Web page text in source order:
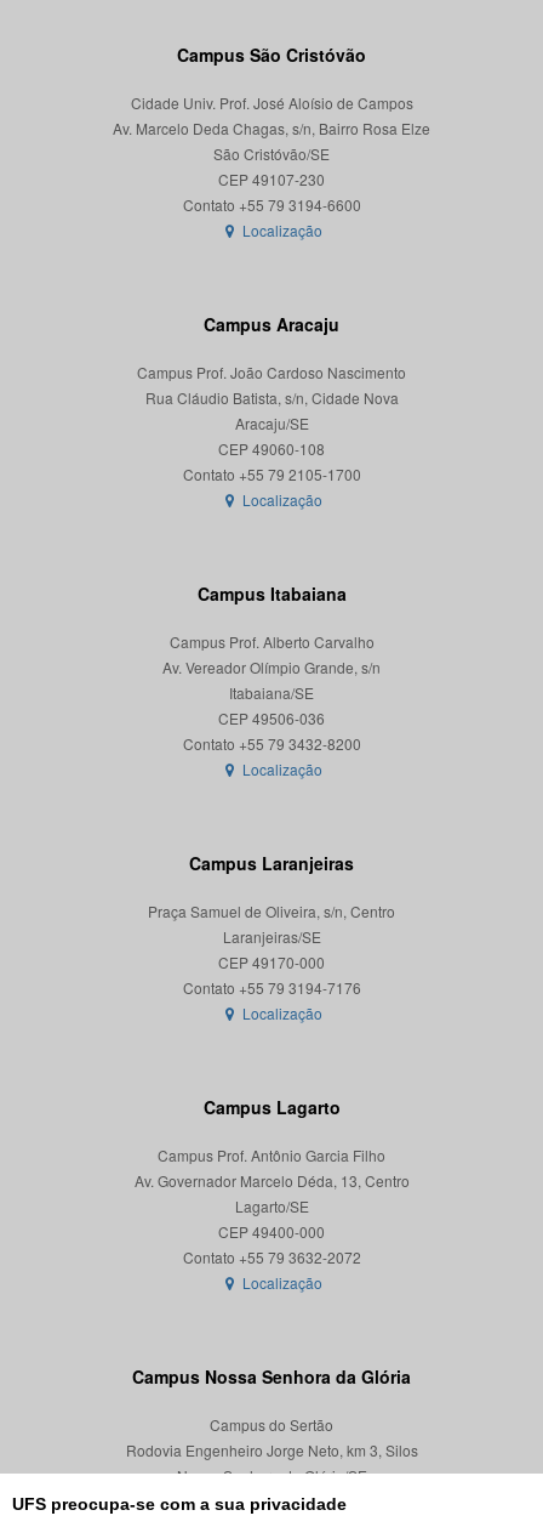
UFS preocupa-se com a sua privacidade
Campus São Cristóvão
Cidade Univ. Prof. José Aloísio de Campos
Av. Marcelo Deda Chagas, s/n, Bairro Rosa Elze
São Cristóvão/SE
CEP 49107-230
Localização
Campus Aracaju
Campus Prof. João Cardoso Nascimento
Rua Cláudio Batista, s/n, Cidade Nova
Aracaju/SE
CEP 49060-108
Localização
Campus Itabaiana
Campus Prof. Alberto Carvalho
Av. Vereador Olímpio Grande, s/n
Itabaiana/SE
CEP 49506-036
Localização
Campus Laranjeiras
Praça Samuel de Oliveira, s/n, Centro
Laranjeiras/SE
CEP 49170-000
Localização
Campus Lagarto
Campus Prof. Antônio Garcia Filho
Av. Governador Marcelo Déda, 13, Centro
Lagarto/SE
CEP 49400-000
Localização
Campus Nossa Senhora da Glória
Campus do Sertão
Rodovia Engenheiro Jorge Neto, km 3, Silos
Nossa Senhora da Glória/SE
CEP 49680-000